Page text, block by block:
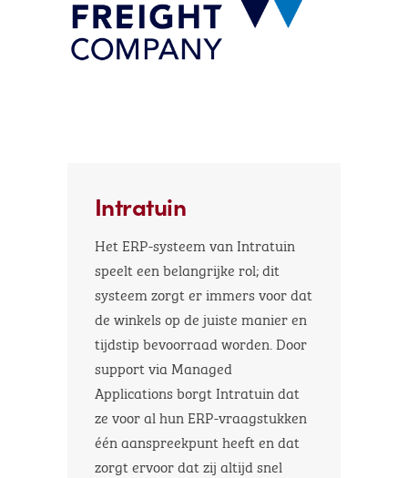
Intratuin
Het ERP-systeem van Intratuin
speelt een belangrijke rol; dit
systeem zorgt er immers voor dat
de winkels op de juiste manier en
tijdstip bevoorraad worden. Door
support via Managed
Applications borgt Intratuin dat
ze voor al hun ERP-vraagstukken
één aanspreekpunt heeft en dat
zorgt ervoor dat zij altijd snel